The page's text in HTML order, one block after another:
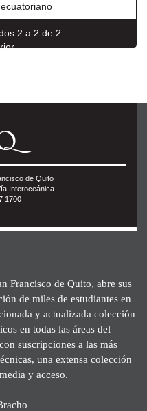
ecuatoriano
2 a 2 de 2
de Quito
Interoceánica
1700
Francisco de Quito, abre sus
de miles de estudiantes en
y actualizada colección
en todas las áreas del
suscripciones a las más
una extensa colección
y acceso.